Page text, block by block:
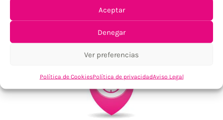
Aceptar
Denegar
Ver preferencias
Política de CookiesPolítica de privacidadAviso Legal
TU SATISFACCIÓN = LA NUESTRA
Tu confianza, nuestro objetivo